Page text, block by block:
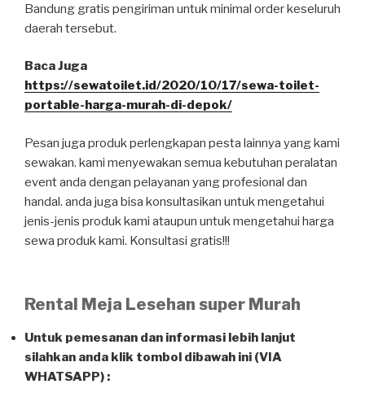
Bandung gratis pengiriman untuk minimal order keseluruh
daerah tersebut.
Baca Juga
https://sewatoilet.id/2020/10/17/sewa-toilet-
portable-harga-murah-di-depok/
Pesan juga produk perlengkapan pesta lainnya yang kami
sewakan. kami menyewakan semua kebutuhan peralatan
event anda dengan pelayanan yang profesional dan
handal. anda juga bisa konsultasikan untuk mengetahui
jenis-jenis produk kami ataupun untuk mengetahui harga
sewa produk kami. Konsultasi gratis!!!
Rental Meja Lesehan super Murah
Untuk pemesanan dan informasi lebih lanjut
silahkan anda klik tombol dibawah ini (VIA
WHATSAPP) :